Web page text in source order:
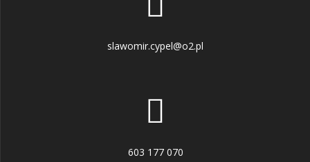
slawomir.cypel@o2.pl
603 177 070